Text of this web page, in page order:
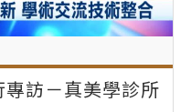
訪－真美學診所